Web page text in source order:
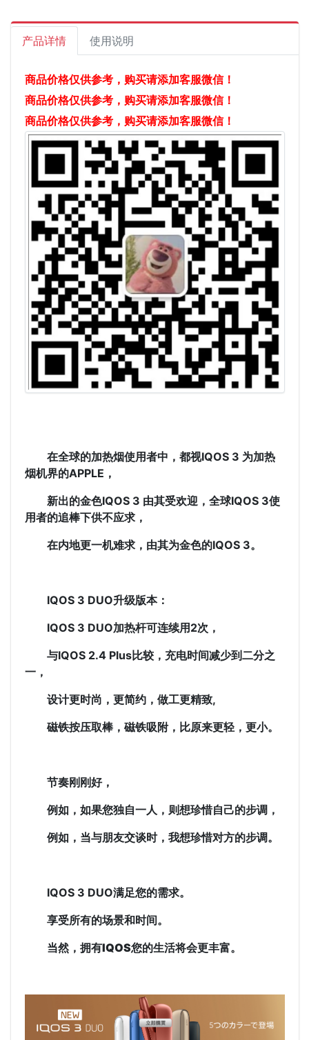
产品详情 使用说明
商品价格仅供参考，购买请添加客服微信！
商品价格仅供参考，购买请添加客服微信！
商品价格仅供参考，购买请添加客服微信！
在全球的加热烟使用者中，都视IQOS 3 为加热
烟机界的APPLE，
新出的金色IQOS 3 由其受欢迎，全球IQOS 3使
用者的追棒下供不应求，
在内地更一机难求，由其为金色的IQOS 3。
IQOS 3 DUO升级版本：
IQOS 3 DUO加热杆可连续用2次，
与IQOS 2.4 Plus比较，充电时间减少到二分之
一，
设计更时尚 ，更简约，做工更精致,
磁铁按压取棒，磁铁吸附，比原来更轻，更小。
节奏刚刚好，
例如，如果您独自一人，则想珍惜自己的步调，
例如，当与朋友交谈时，我想珍惜对方的步调。
IQOS 3 DUO满足您的需求。
享受所有的场景和时间。
当然，拥有IQOS您的生活将会更丰富。